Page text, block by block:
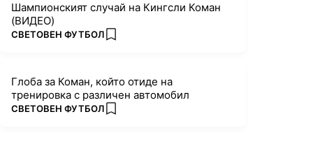
Шампионският случай на Кингсли Коман
(ВИДЕО)
ПОВЕЧЕ ОТ
СВЕТОВЕН ФУТБОЛ add favorites
Глоба за Коман, който отиде на
тренировка с различен автомобил
ПОВЕЧЕ ОТ
СВЕТОВЕН ФУТБОЛ add favorites